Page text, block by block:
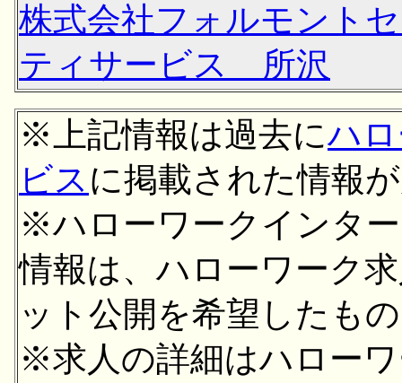
株式会社フォルモント
ティサービス 所沢
※上記情報は過去にハ
ビス に掲載された情報
※ハローワークインタ
情報は、ハローワーク
ット公開を希望したも
※求人の詳細はハロー